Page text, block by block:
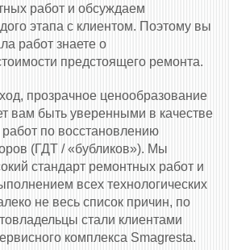
работ и обсуждаем
этапа с клиентом. Поэтому вы
работ знаете о
предстоящего ремонта.
прозрачное ценообразование
вам быть уверенными в качестве
по восстановлению
(ГДТ / «бубликов»). Мы
стандарт ремонтных работ и
всех технологических
не весь список причин, по
стали клиентами
комплекса Smagresta.